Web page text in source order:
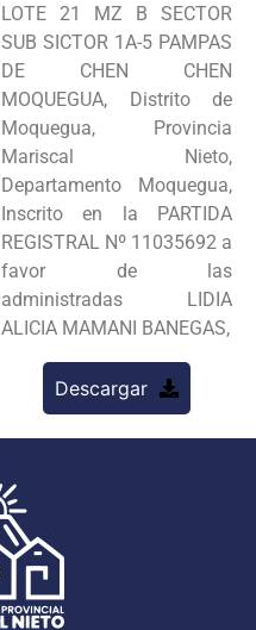
Intranet
LOTE 21 MZ B SECTOR
SUB SICTOR 1A-5 PAMPAS
DE CHEN CHEN
MOQUEGUA, Distrito de
Moquegua, Provincia
Mariscal Nieto,
Departamento Moquegua,
Inscrito en la PARTIDA
REGISTRAL Nº 11035692 a
favor de las
administradas LIDIA
ALICIA MAMANI BANEGAS,
Descargar